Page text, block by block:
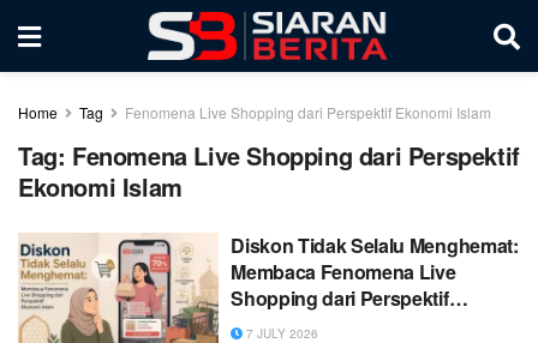
Home Tag Fenomena Live Shopping dari Perspektif Ekonomi Islam
Tag: Fenomena Live Shopping dari Perspektif
Ekonomi Islam
Diskon Tidak Selalu Menghemat:
Membaca Fenomena Live
Shopping dari Perspektif
Ekonomi Islam
7 JULY 2026